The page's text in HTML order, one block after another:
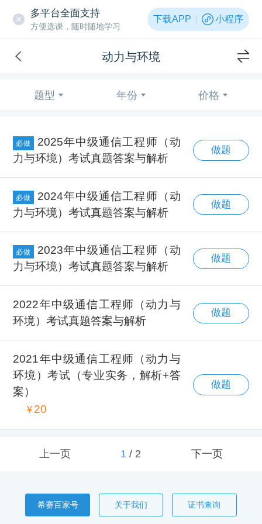
多平台全面支持
方便选课，随时随地学习
下载APP 小程序
动力与环境
题型 年份 价格
必做
2025年中级通信工程师（动
力与环境）考试真题答案与解析
做题
必做
2024年中级通信工程师（动
力与环境）考试真题答案与解析
做题
必做
2023年中级通信工程师（动
力与环境）考试真题答案与解析
做题
2022年中级通信工程师（动力与
环境）考试真题答案与解析
做题
2021年中级通信工程师（动力与
环境）考试（专业实务，解析+答
案）
¥ 20
做题
上一页 1/ 2 下一页
希赛百家号 关于我们 证书查询